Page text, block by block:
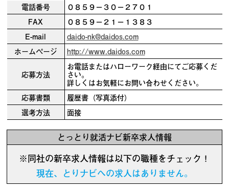
電話番号
０８５９－３０－２７０１
FAX
０８５９－２１－１３８３
E-mail
daido-nk@daidos.com
ホームページ
http://www.daidos.com
応募方法
お電話またはハローワーク経由にてご応募くだ
さい。
詳しくはお気軽にお問い合わせください。
応募書類
履歴書（写真添付）
選考方法
面接
とっとり就活ナビ新卒求人情報
※同社の新卒求人情報は以下の職種をチェック！
現在、とりナビへの求人はありません。